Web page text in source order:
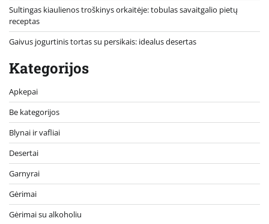
Sultingas kiaulienos troškinys orkaitėje: tobulas savaitgalio pietų
receptas
Gaivus jogurtinis tortas su persikais: idealus desertas
Kategorijos
Apkepai
Be kategorijos
Blynai ir vafliai
Desertai
Garnyrai
Gėrimai
Gėrimai su alkoholiu